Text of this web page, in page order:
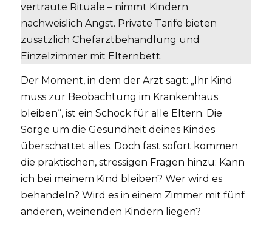
vertraute Rituale – nimmt Kindern
nachweislich Angst. Private Tarife bieten
zusätzlich Chefarztbehandlung und
Einzelzimmer mit Elternbett.
Der Moment, in dem der Arzt sagt: „Ihr Kind
muss zur Beobachtung im Krankenhaus
bleiben“, ist ein Schock für alle Eltern. Die
Sorge um die Gesundheit deines Kindes
überschattet alles. Doch fast sofort kommen
die praktischen, stressigen Fragen hinzu: Kann
ich bei meinem Kind bleiben? Wer wird es
behandeln? Wird es in einem Zimmer mit fünf
anderen, weinenden Kindern liegen?